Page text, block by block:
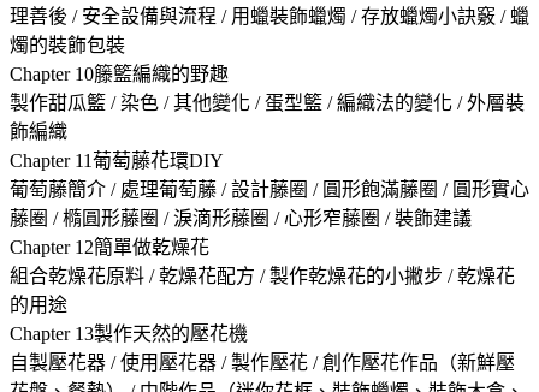
理善後 / 安全設備與流程 / 用蠟裝飾蠟燭 / 存放蠟燭小訣竅 / 蠟
燭的裝飾包裝
Chapter 10籐籃編織的野趣
製作甜瓜籃 / 染色 / 其他變化 / 蛋型籃 / 編織法的變化 / 外層裝
飾編織
Chapter 11葡萄藤花環DIY
葡萄藤簡介 / 處理葡萄藤 / 設計藤圈 / 圓形飽滿藤圈 / 圓形實心
藤圈 / 橢圓形藤圈 / 淚滴形藤圈 / 心形窄藤圈 / 裝飾建議
Chapter 12簡單做乾燥花
組合乾燥花原料 / 乾燥花配方 / 製作乾燥花的小撇步 / 乾燥花
的用途
Chapter 13製作天然的壓花機
自製壓花器 / 使用壓花器 / 製作壓花 / 創作壓花作品（新鮮壓